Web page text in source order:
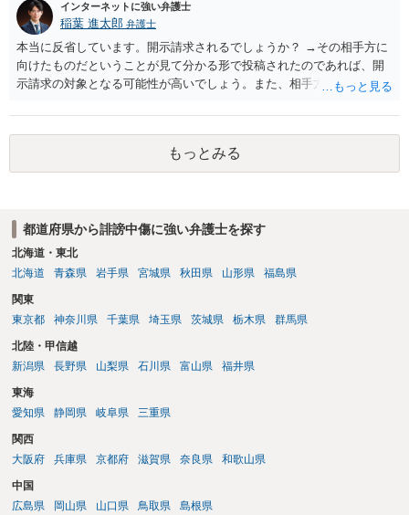
インターネットに強い弁護士
稲葉 進太郎 弁護士
本当に反省しています。開示請求されるでしょうか？ →その相手方に
向けたものだということが見て分かる形で投稿されたのであれば、開
示請求の対象となる可能性が高いでしょう。また、相手方の投稿した
と存じます。発信者情報開示請求が進むと、投稿に使った回線の契約
者のところに、意見照会がなされます。アカウント情報開示の場合
は、アカウントの登録メールに意見照会がなされます。 また、された
場合賠償金はいくらでしょうか。 →ケースバイケースであり、数万円
もっとみる
都道府県から誹謗中傷に強い弁護士を探す
北海道・東北
北海道
青森県 岩手県 宮城県 秋田県 山形県 福島県
関東
東京都
神奈川県 千葉県 埼玉県 茨城県 栃木県 群馬県
北陸・甲信越
新潟県
長野県 山梨県 石川県 富山県 福井県
東海
愛知県
静岡県 岐阜県 三重県
関西
大阪府
兵庫県 京都府 滋賀県 奈良県 和歌山県
中国
広島県
岡山県 山口県 鳥取県 島根県